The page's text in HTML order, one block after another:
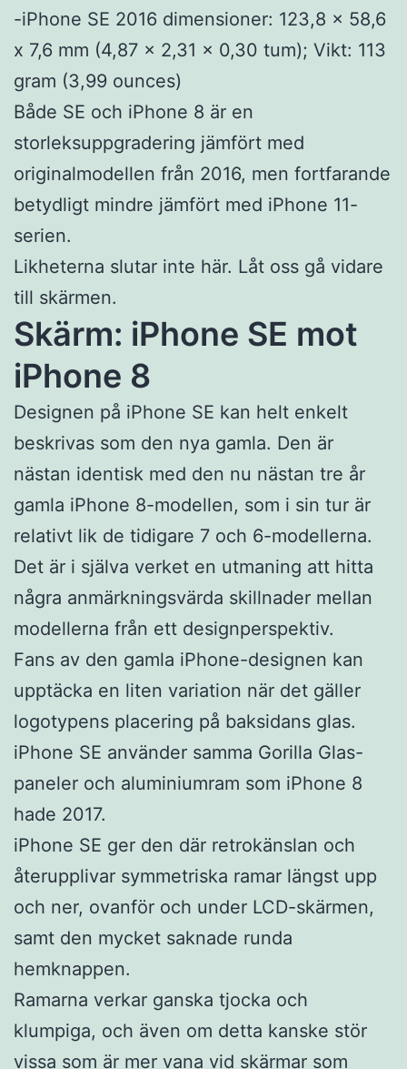
-iPhone SE 2016 dimensioner: 123,8 x 58,6
x 7,6 mm (4,87 x 2,31 x 0,30 tum); Vikt: 113
gram (3,99 ounces)
Både SE och iPhone 8 är en
storleksuppgradering jämfört med
originalmodellen från 2016, men fortfarande
betydligt mindre jämfört med iPhone 11-
serien.
Likheterna slutar inte här. Låt oss gå vidare
till skärmen.
Skärm: iPhone SE mot
iPhone 8
Designen på iPhone SE kan helt enkelt
beskrivas som den nya gamla. Den är
nästan identisk med den nu nästan tre år
gamla iPhone 8-modellen, som i sin tur är
relativt lik de tidigare 7 och 6-modellerna.
Det är i själva verket en utmaning att hitta
några anmärkningsvärda skillnader mellan
modellerna från ett designperspektiv.
Fans av den gamla iPhone-designen kan
upptäcka en liten variation när det gäller
logotypens placering på baksidans glas.
iPhone SE använder samma Gorilla Glas-
paneler och aluminiumram som iPhone 8
hade 2017.
iPhone SE ger den där retrokänslan och
återupplivar symmetriska ramar längst upp
och ner, ovanför och under LCD-skärmen,
samt den mycket saknade runda
hemknappen.
Ramarna verkar ganska tjocka och
klumpiga, och även om detta kanske stör
vissa som är mer vana vid skärmar som